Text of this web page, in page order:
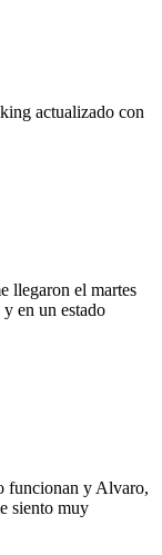
actualizado con
llegaron el martes
en un estado
funcionan y Alvaro,
siento muy